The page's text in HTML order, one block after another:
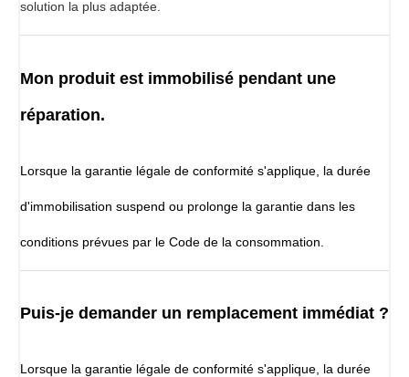
solution la plus adaptée.
Mon produit est immobilisé pendant une
réparation.
Lorsque la garantie légale de conformité s'applique, la durée
d'immobilisation suspend ou prolonge la garantie dans les
conditions prévues par le Code de la consommation.
Puis-je demander un remplacement immédiat ?
Lorsque la garantie légale de conformité s'applique, la durée